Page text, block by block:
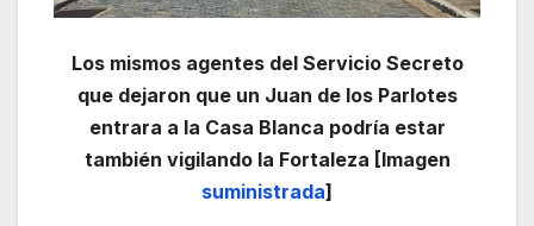
Los mismos agentes del Servicio Secreto
que dejaron que un Juan de los Parlotes
entrara a la Casa Blanca podría estar
también vigilando la Fortaleza [Imagen
suministrada]